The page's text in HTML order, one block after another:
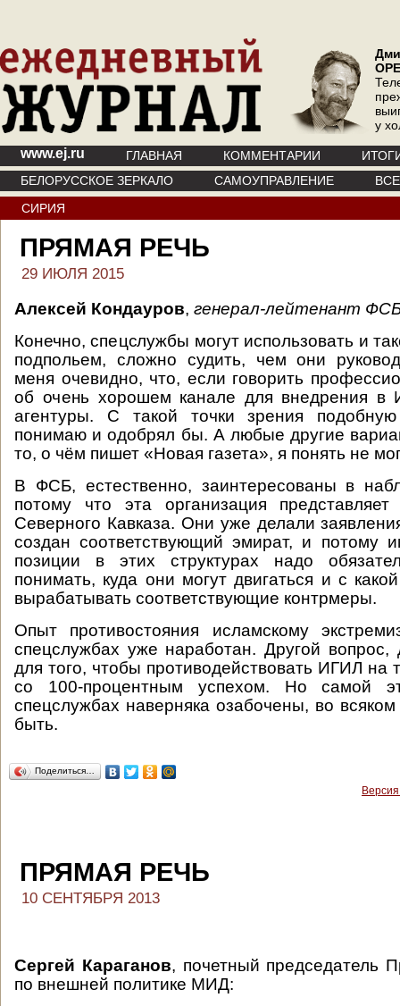
у
www.ej.ru ГЛАВНАЯ КОММЕНТАРИИ
БЕЛОРУССКОЕ ЗЕРКАЛО
САМОУПРАВЛЕНИЕ
СИРИЯ
ПРЯМАЯ РЕЧЬ
29 ИЮЛЯ 2015
Алексей Кондауров, генерал-лейтенант
Конечно, спецслужбы могут использовать и
подпольем, сложно судить, чем они
меня очевидно, что, если говорить
об очень хорошем канале для внедрения в
агентуры. С такой точки зрения
понимаю и одобрял бы. А любые другие
то, о чём пишет «Новая газета», я понять не
В ФСБ, естественно, заинтересованы в
потому что эта организация
Северного Кавказа. Они уже делали
создан соответствующий эмират, и потому
позиции в этих структурах надо
понимать, куда они могут двигаться и с
вырабатывать соответствующие контрмеры.
Опыт противостояния исламскому
спецслужбах уже наработан. Другой вопрос,
для того, чтобы противодействовать ИГИЛ на
со 100-процентным успехом. Но самой
спецслужбах наверняка озабочены, во
быть.
Поделиться…
ПРЯМАЯ РЕЧЬ
10 СЕНТЯБРЯ 2013
Сергей Караганов, почетный председатель
по внешней политике МИД: